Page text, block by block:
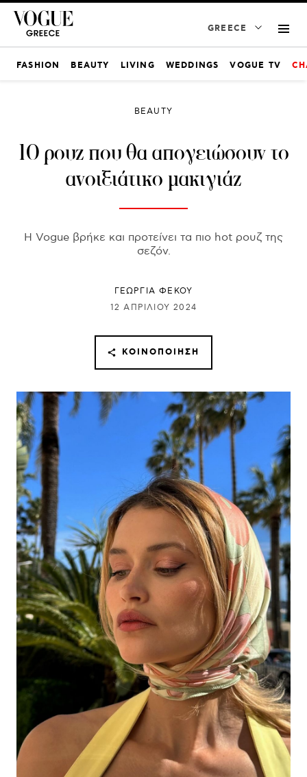
GREECE
FASHION BEAUTY LIVING WEDDINGS VOGUE TV
BEAUTY
10 ρουζ που θα απογειώσουν το
ανοιξιάτικο μακιγιάζ
Η Vogue βρήκε και προτείνει τα πιο hot ρουζ της
σεζόν.
ΓΕΩΡΓΙΑ ΦΕΚΟΥ
12 ΑΠΡΙΛΊΟΥ 2024
ΚΟΙΝΟΠΟΊΗΣΗ